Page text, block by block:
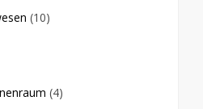
(10)
(4)